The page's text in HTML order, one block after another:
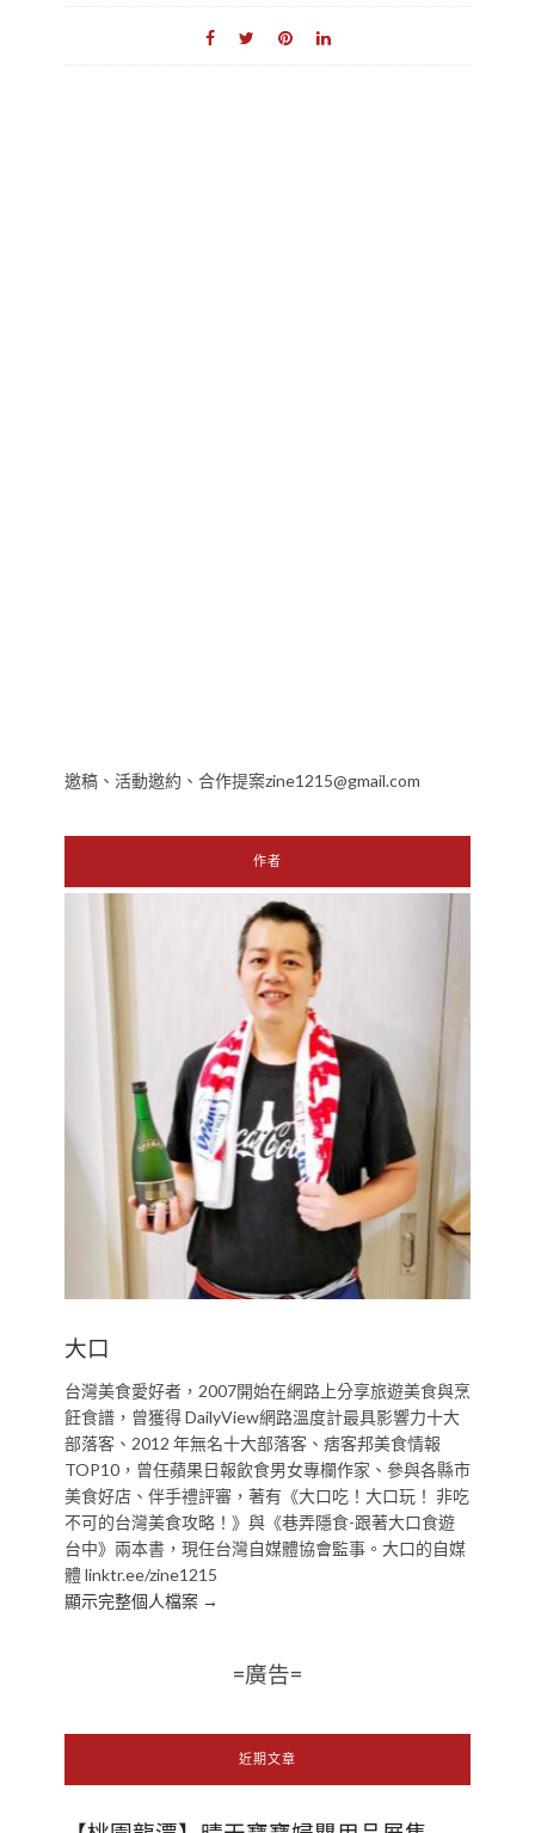
邀稿、活動邀約、合作提案zine1215@gmail.com
作者
大口
台灣美食愛好者，2007開始在網路上分享旅遊美食與烹
飪食譜，曾獲得 DailyView網路溫度計最具影響力十大
部落客、2012 年無名十大部落客、痞客邦美食情報
TOP10，曾任蘋果日報飲食男女專欄作家、參與各縣市
美食好店、伴手禮評審，著有《大口吃！大口玩！ 非吃
不可的台灣美食攻略！》與《巷弄隱食-跟著大口食遊
台中》兩本書，現任台灣自媒體協會監事。大口的自媒
體 linktr.ee/zine1215
顯示完整個人檔案 →
=廣告=
近期文章